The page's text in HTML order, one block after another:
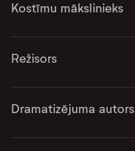
Kostīmu mākslinieks
Režisors
Dramatizējuma autors